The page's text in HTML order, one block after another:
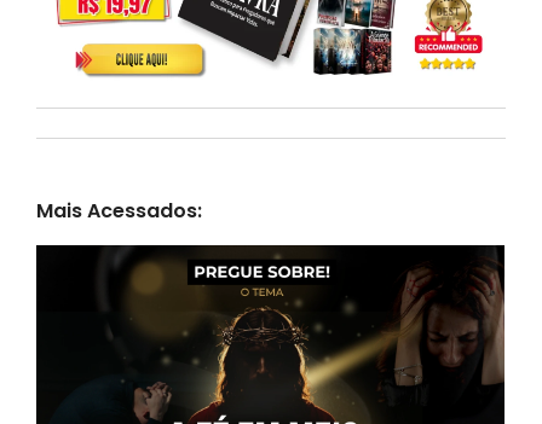
Mais Acessados: